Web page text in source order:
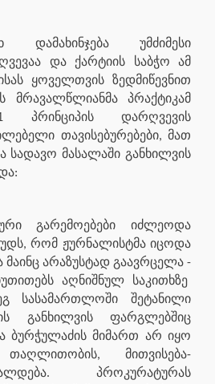
დამახინჯება უმძიმესი
და ქარტიის საბჭო ამ
ყოველთვის ზედმიწევნით
მრავალწლიანმა პრაქტიკამ
პრინციპის დარღვევის
თავისებურებები, მათ
მასალაში განხილვის
გარემოებები იძლეოდა
რომ ჟურნალისტმა იცოდა
არაზუსტად გაავრცელა -
აღნიშნულ საკითხზე
სასამართლოში შეტანილი
განხილვის ფარგლებშიც
ბურჭულაძის მიმართ არ იყო
მითვისება-
პროკურატურას